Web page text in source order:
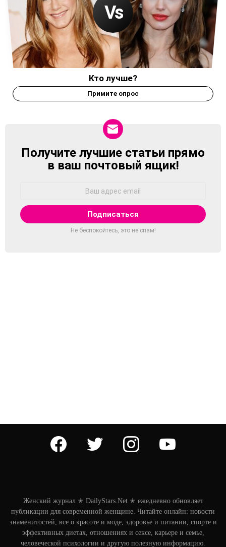
Кто лучше?
Примите опрос
NEWSLETTER
Получите лучшие статьи прямо
в ваш почтовый ящик!
Не беспокойтесь, это не спам!
facebook twitter instagram
Женский журнал ✭ DailyStars.Net ✭ ежедневно обновляет
публикации для современной женщине. Читайте онлайн: новости
знаменитостей, все о красоте и моде, здоровье и питании, спорте и
эффективных диетах, отношениях и сексе, карьере и семье,
человеческой психологии и другую полезную информацию.